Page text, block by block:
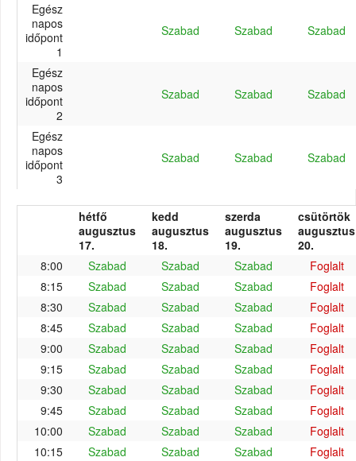
Egész
napos
időpont
1
Szabad Szabad Szabad
Egész
napos
időpont
2
Szabad Szabad Szabad
Egész
napos
időpont
3
Szabad Szabad Szabad
hétfő
augusztus
17.
kedd
augusztus
18.
szerda
augusztus
19.
csütörtök
augusztus
20.
8:00
Szabad Szabad Szabad
Foglalt
8:15
Szabad Szabad Szabad
Foglalt
8:30
Szabad Szabad Szabad
Foglalt
8:45
Szabad Szabad Szabad
Foglalt
9:00
Szabad Szabad Szabad
Foglalt
9:15
Szabad Szabad Szabad
Foglalt
9:30
Szabad Szabad Szabad
Foglalt
9:45
Szabad Szabad Szabad
Foglalt
10:00
Szabad Szabad Szabad
Foglalt
10:15
Szabad Szabad Szabad
Foglalt